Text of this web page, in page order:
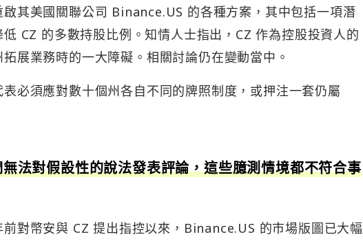
其美國關聯公司 Binance.US 的各種方案，其中包括一項潛
CZ 的多數持股比例。知情人士指出，CZ 作為控股投資人的
展業務時的一大障礙。相關討論仍在變動當中。
必須應對數十個州各自不同的牌照制度，或押注一套仍屬
法對假設性的說法發表評論，這些臆測情境都不符合事
對幣安與 CZ 提出指控以來，Binance.US 的市場版圖已大幅